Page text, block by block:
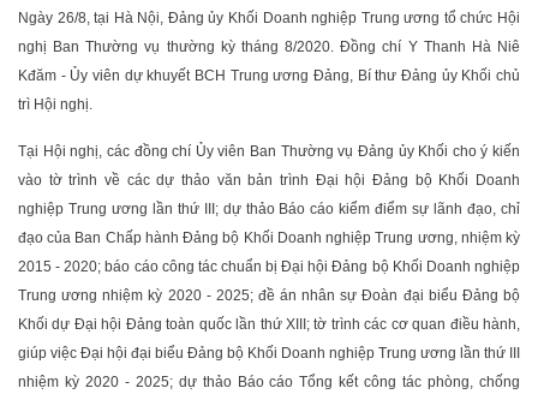
Ngày 26/8, tại Hà Nội, Đảng ủy Khối Doanh nghiệp Trung ương tổ chức Hội
nghị Ban Thường vụ thường kỳ tháng 8/2020. Đồng chí Y Thanh Hà Niê
Kđăm - Ủy viên dự khuyết BCH Trung ương Đảng, Bí thư Đảng ủy Khối chủ
trì Hội nghị.
Tại Hội nghị, các đồng chí Ủy viên Ban Thường vụ Đảng ủy Khối cho ý kiến
vào tờ trình về các dự thảo văn bản trình Đại hội Đảng bộ Khối Doanh
nghiệp Trung ương lần thứ III; dự thảo Báo cáo kiểm điểm sự lãnh đạo, chỉ
đạo của Ban Chấp hành Đảng bộ Khối Doanh nghiệp Trung ương, nhiệm kỳ
2015 - 2020; báo cáo công tác chuẩn bị Đại hội Đảng bộ Khối Doanh nghiệp
Trung ương nhiệm kỳ 2020 - 2025; đề án nhân sự Đoàn đại biểu Đảng bộ
Khối dự Đại hội Đảng toàn quốc lần thứ XIII; tờ trình các cơ quan điều hành,
giúp việc Đại hội đại biểu Đảng bộ Khối Doanh nghiệp Trung ương lần thứ III
nhiệm kỳ 2020 - 2025; dự thảo Báo cáo Tổng kết công tác phòng, chống